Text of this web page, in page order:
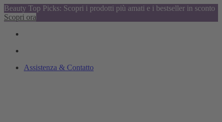
Beauty Top Picks: Scopri i prodotti più amati e i bestseller in sconto
Scopri ora
Assistenza & Contatto